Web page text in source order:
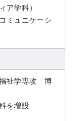
ア学科）
ミュニケーシ
祉学専攻 博
を増設